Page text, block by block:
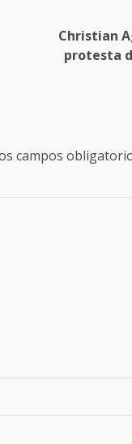
Christian
protesta
campos